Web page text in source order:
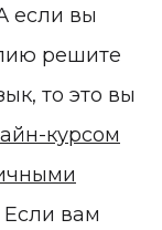
если вы
решите
то это вы
курсом
Если вам